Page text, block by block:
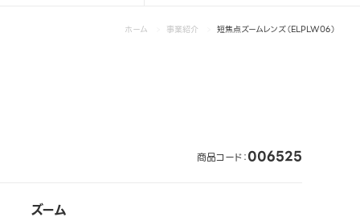
ホーム 事業紹介 短焦点ズームレンズ（ELPLW06）
商品コード：006525
ズーム